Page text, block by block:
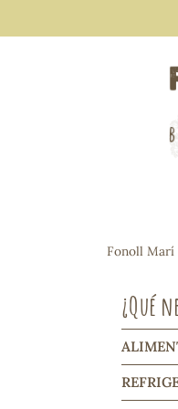
Fonoll Marí
¿Qué